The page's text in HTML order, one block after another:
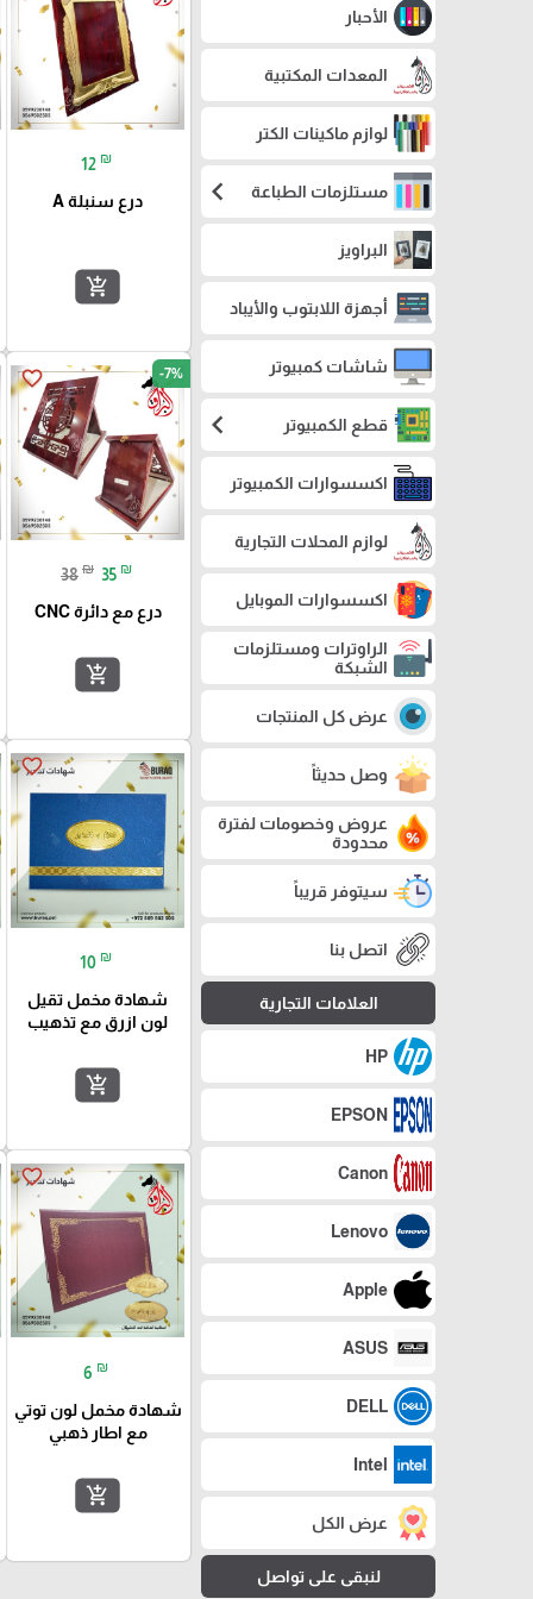
الأحبار
المعدات المكتبية
لوازم ماكينات الكتر
مستلزمات الطباعة chevron_left
البراويز
أجهزة اللابتوب والأيباد
شاشات كمبيوتر
قطع الكمبيوتر chevron_left
اكسسوارات الكمبيوتر
لوازم المحلات التجارية
اكسسوارات الموبايل
الراوترات ومستلزمات
الشبكة
عرض كل المنتجات
وصل حديثاً
عروض وخصومات لفترة
محدودة
سيتوفر قريباً
اتصل بنا
العلامات التجارية
HP
EPSON
Canon
Lenovo
Apple
ASUS
DELL
Intel
عرض الكل
لنبقى على تواصل
12 ₪
درع سنبلة A
add_shopping_cart
favorite_border -7%
38 ₪ 35 ₪
درع مع دائرة CNC
add_shopping_cart
favorite_border
10 ₪
شهادة مخمل تقيل
لون ازرق مع تذهيب
add_shopping_cart
favorite_border
6 ₪
شهادة مخمل لون توتي
مع اطار ذهبي
add_shopping_cart